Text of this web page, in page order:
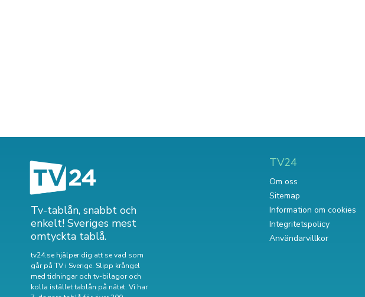
Tv-tablån, snabbt och
enkelt! Sveriges mest
omtyckta tablå.
tv24.se hjälper dig att se vad som
går på TV i Sverige. Slipp krångel
med tidningar och tv-bilagor och
kolla istället tablån på nätet. Vi har
TV24
Om oss
Sitemap
Information om cookies
Integritetspolicy
Användarvillkor